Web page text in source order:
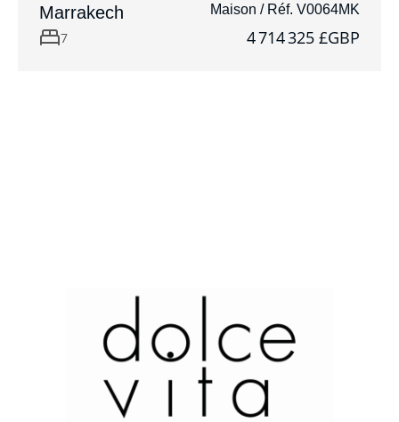
Marrakech Maison / Réf. V0064MK
7 4 714 325 £GBP